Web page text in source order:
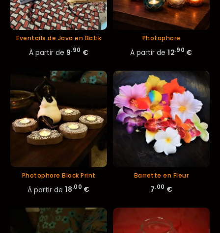
Eventails de Java en Batik
À partir de 9.90 €
Photophore
À partir de 12.90 €
Photophore Block Print
À partir de 18.00 €
Barrette en Fleur
7.00 €